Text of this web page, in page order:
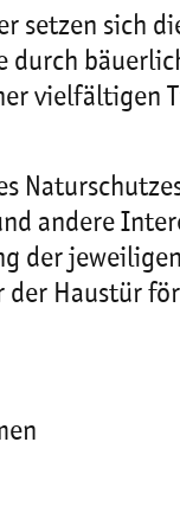
setzen sich
durch
vielfältigen
andere
der
der Haustür